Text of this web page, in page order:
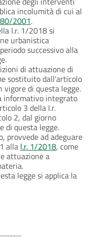
incolumità di cui al
2001.
I.r. 1/2018 si
urbanistica
successivo alla
di attuazione di
sostituito dall'articolo
di questa legge.
informativo integrato
3 della I.r.
2, dal giorno
di questa legge.
provvede ad adeguare
alla l.r. 1/2018, come
attuazione a
legge si applica la